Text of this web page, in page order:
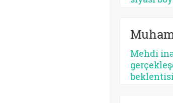
ikbali ve
bütün
Mehdi